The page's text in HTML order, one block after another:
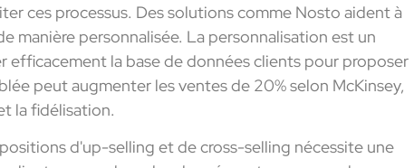
ces processus. Des solutions comme Nosto aident à
manière personnalisée. La personnalisation est un
efficacement la base de données clients pour proposer
peut augmenter les ventes de 20% selon McKinsey,
la fidélisation.
d'up-selling et de cross-selling nécessite une